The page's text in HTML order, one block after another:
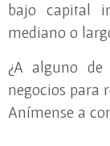
bajo capital
mediano o
¿A alguno
negocios para
Anímense a